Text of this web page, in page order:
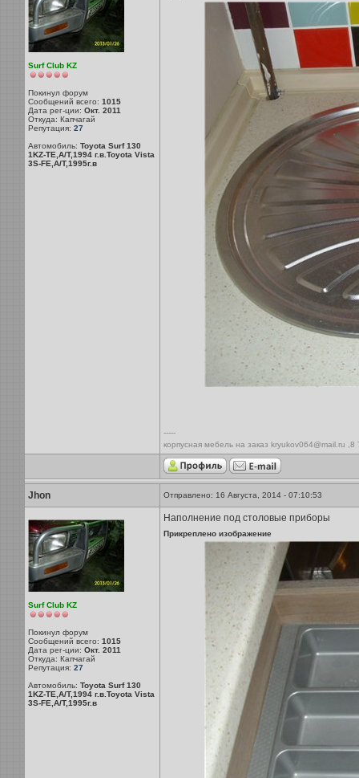
Surf Club KZ
Покинул форум
Сообщений всего: 1015
Дата рег-ции: Окт. 2011
Откуда: Капчагай
Репутация: 27
Автомобиль: Toyota Surf 130
1KZ-TE,A/T,1994 г.в.Toyota Vista
3S-FE,A/T,1995г.в
-----
корпусная мебель на заказ kryukov064@mail.ru
Jhon Отправлено: 16 Августа, 2014 - 07:10:53
Surf Club KZ
Покинул форум
Сообщений всего: 1015
Дата рег-ции: Окт. 2011
Откуда: Капчагай
Репутация: 27
Автомобиль: Toyota Surf 130
1KZ-TE,A/T,1994 г.в.Toyota Vista
3S-FE,A/T,1995г.в
Наполнение под столовые приборы
Прикреплено изображение